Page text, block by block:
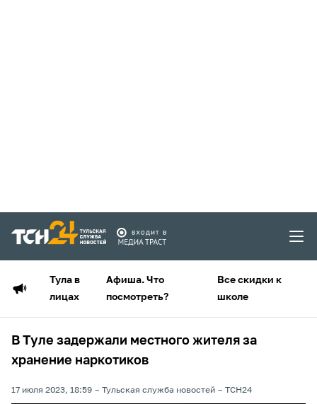
Тула в
лицах
Афиша. Что
посмотреть?
Все скидки к
школе
В Туле задержали местного жителя за
хранение наркотиков
17 июля 2023, 18:59 Тульская служба новостей ТСН24